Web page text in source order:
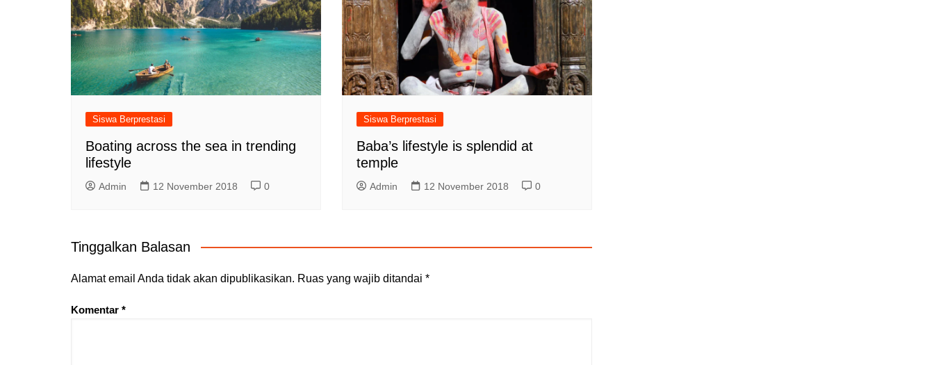
Siswa Berprestasi
Boating across the sea in trending
lifestyle
Admin 12 November 2018 0
Siswa Berprestasi
Baba’s lifestyle is splendid at
temple
Admin 12 November 2018 0
Tinggalkan Balasan
Alamat email Anda tidak akan dipublikasikan. Ruas yang wajib ditandai *
Komentar *